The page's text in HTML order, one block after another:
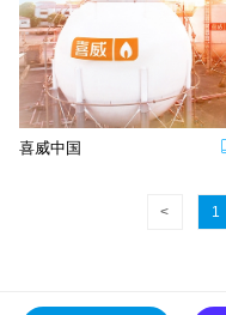
喜威中国
< 1